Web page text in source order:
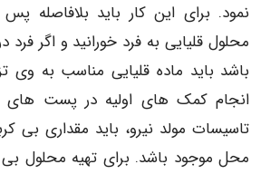
نمود. برای این کار باید بلافاصله
محلول قلیایی به فرد خورانید و اگر
باشد باید ماده قلیایی مناسب به وی
انجام کمک های اولیه در پست های
تاسیسات مولد نیرو، باید مقداری بی
محل موجود باشد. برای تهیه محلول